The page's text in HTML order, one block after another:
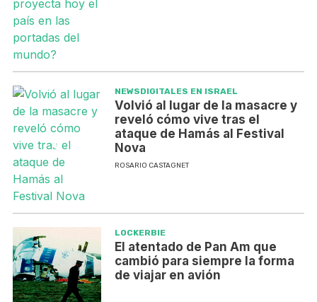
NEWSDIGITALES EN ISRAEL
Volvió al lugar de la masacre y
reveló cómo vive tras el
ataque de Hamás al Festival
Nova
ROSARIO CASTAGNET
LOCKERBIE
El atentado de Pan Am que
cambió para siempre la forma
de viajar en avión